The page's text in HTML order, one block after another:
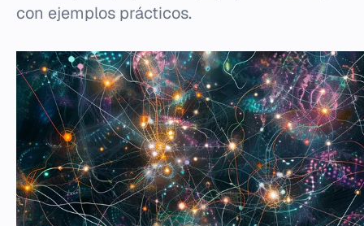
con ejemplos prácticos.